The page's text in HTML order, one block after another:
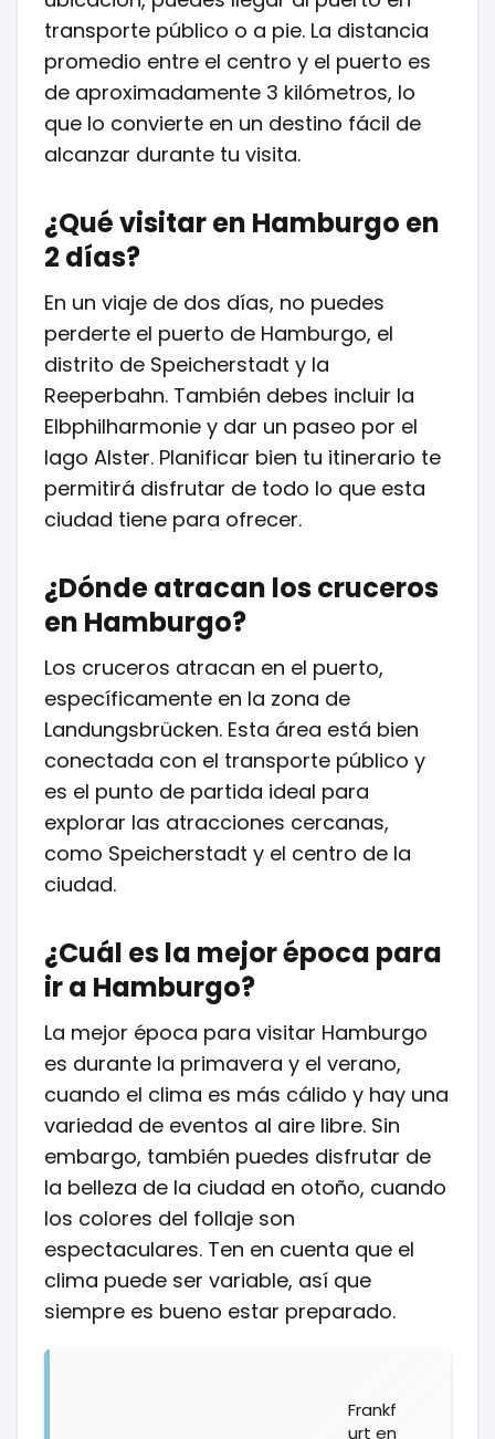
transporte público o a pie. La distancia
promedio entre el centro y el puerto es
de aproximadamente 3 kilómetros, lo
que lo convierte en un destino fácil de
alcanzar durante tu visita.
¿Qué visitar en Hamburgo en
2 días?
En un viaje de dos días, no puedes
perderte el puerto de Hamburgo, el
distrito de Speicherstadt y la
Reeperbahn. También debes incluir la
Elbphilharmonie y dar un paseo por el
lago Alster. Planificar bien tu itinerario te
permitirá disfrutar de todo lo que esta
ciudad tiene para ofrecer.
¿Dónde atracan los cruceros
en Hamburgo?
Los cruceros atracan en el puerto,
específicamente en la zona de
Landungsbrücken. Esta área está bien
conectada con el transporte público y
es el punto de partida ideal para
explorar las atracciones cercanas,
como Speicherstadt y el centro de la
ciudad.
¿Cuál es la mejor época para
ir a Hamburgo?
La mejor época para visitar Hamburgo
es durante la primavera y el verano,
cuando el clima es más cálido y hay una
variedad de eventos al aire libre. Sin
embargo, también puedes disfrutar de
la belleza de la ciudad en otoño, cuando
los colores del follaje son
espectaculares. Ten en cuenta que el
clima puede ser variable, así que
siempre es bueno estar preparado.
Frankf
urt en